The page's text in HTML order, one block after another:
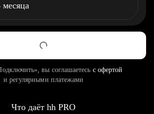
месяца
вы соглашаетесь с офертой
и регулярными платежами
Что даёт hh PRO